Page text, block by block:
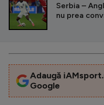
Serbia –
nu prea
Adaugă
Google